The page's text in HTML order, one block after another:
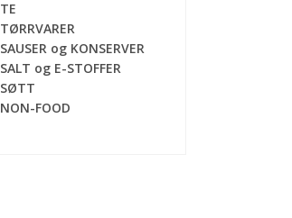
TE
TØRRVARER
SAUSER og KONSERVER
SALT og E-STOFFER
SØTT
NON-FOOD